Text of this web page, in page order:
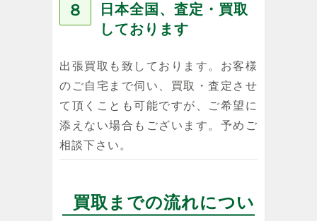
８
日本全国、査定・買取
しております
出張買取も致しております。お客様
のご自宅まで伺い、買取・査定させ
て頂くことも可能ですが、ご希望に
添えない場合もございます。予めご
相談下さい。
買取までの流れについ